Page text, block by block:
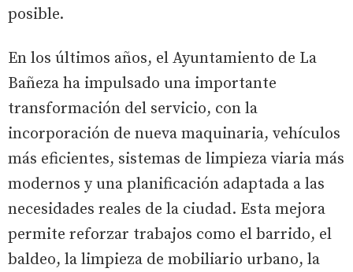
posible.
En los últimos años, el Ayuntamiento de La
Bañeza ha impulsado una importante
transformación del servicio, con la
incorporación de nueva maquinaria, vehículos
más eficientes, sistemas de limpieza viaria más
modernos y una planificación adaptada a las
necesidades reales de la ciudad. Esta mejora
permite reforzar trabajos como el barrido, el
baldeo, la limpieza de mobiliario urbano, la